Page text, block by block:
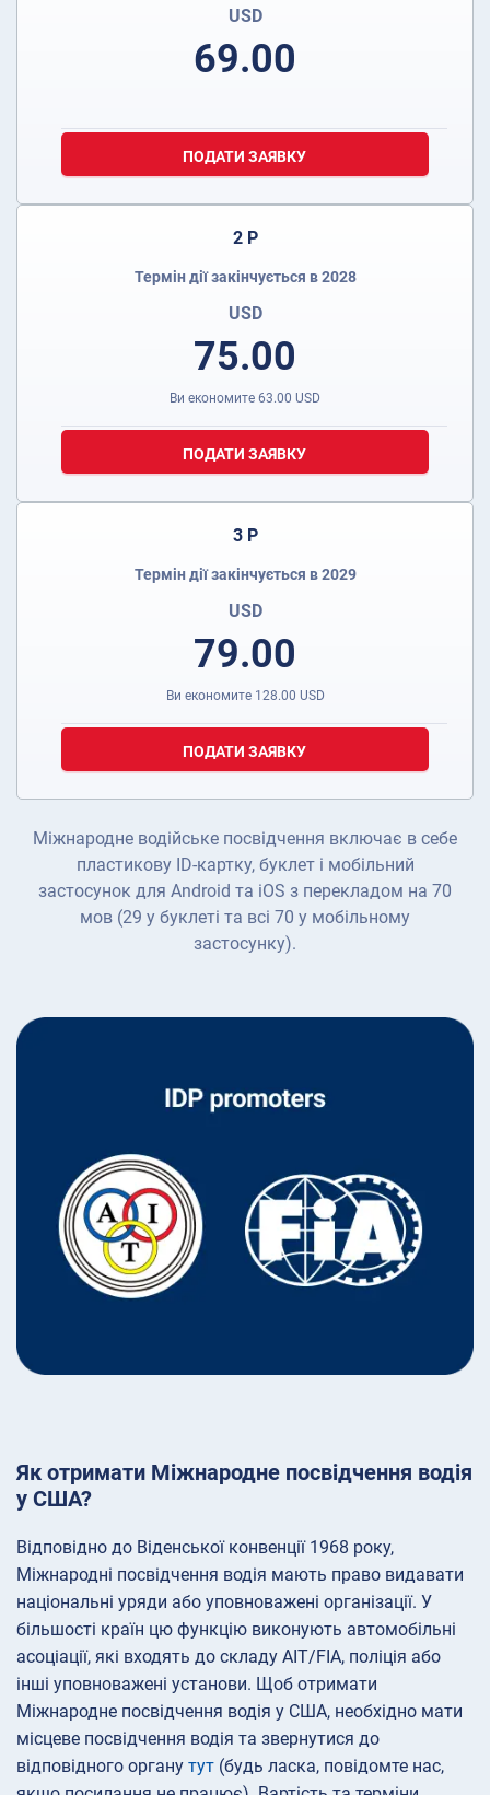
USD
69.00
ПОДАТИ ЗАЯВКУ
2 Р
Термін дії закінчується в 2028
USD
75.00
Ви економите 63.00 USD
ПОДАТИ ЗАЯВКУ
3 Р
Термін дії закінчується в 2029
USD
79.00
Ви економите 128.00 USD
ПОДАТИ ЗАЯВКУ
Міжнародне водійське посвідчення включає в себе
пластикову ID-картку, буклет і мобільний
застосунок для Android та iOS з перекладом на 70
мов (29 у буклеті та всі 70 у мобільному
застосунку).
Як отримати Міжнародне посвідчення водія
у США?
Відповідно до Віденської конвенції 1968 року,
Міжнародні посвідчення водія мають право видавати
національні уряди або уповноважені організації. У
більшості країн цю функцію виконують автомобільні
асоціації, які входять до складу AIT/FIA, поліція або
інші уповноважені установи. Щоб отримати
Міжнародне посвідчення водія у США, необхідно мати
місцеве посвідчення водія та звернутися до
відповідного органу тут (будь ласка, повідомте нас,